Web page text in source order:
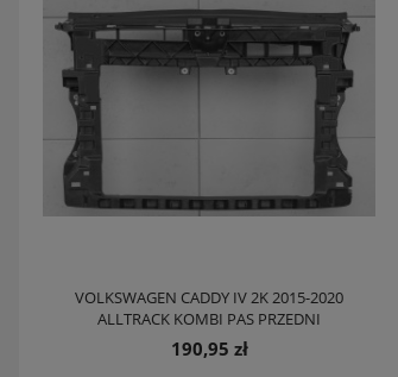
VOLKSWAGEN CADDY IV 2K 2015-2020
ALLTRACK KOMBI PAS PRZEDNI
WZMOCNIENIE CZOŁOWE 2K5805588
190,95 zł